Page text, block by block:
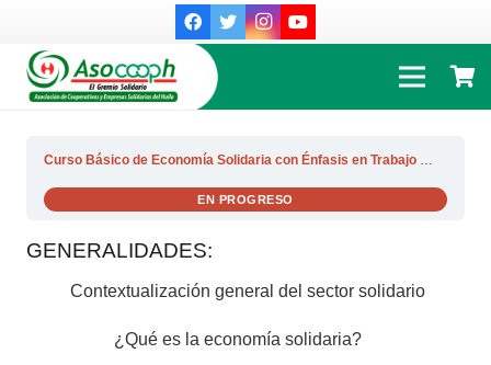
Curso Básico de Economía Solidaria con Énfasis en Trabajo Asociado
EN PROGRESO
GENERALIDADES:
Contextualización general del sector solidario
¿Qué es la economía solidaria?